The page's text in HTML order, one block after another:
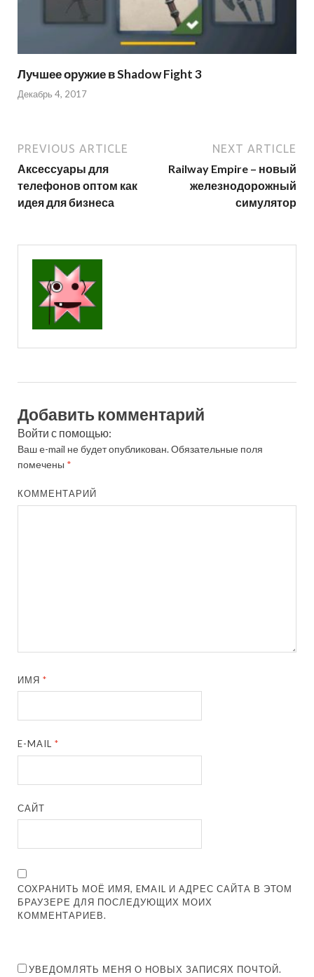
Лучшее оружие в Shadow Fight 3
Декабрь 4, 2017
PREVIOUS ARTICLE
Аксессуары для
телефонов оптом как
идея для бизнеса
NEXT ARTICLE
Railway Empire – новый
железнодорожный
симулятор
Добавить комментарий
Войти с помощью:
Ваш e-mail не будет опубликован.Обязательные поля
помечены *
КОММЕНТАРИЙ
ИМЯ*
E-MAIL*
САЙТ
СОХРАНИТЬ МОЁ ИМЯ, EMAIL И АДРЕС САЙТА В ЭТОМ
БРАУЗЕРЕ ДЛЯ ПОСЛЕДУЮЩИХ МОИХ
КОММЕНТАРИЕВ.
УВЕДОМЛЯТЬ МЕНЯ О НОВЫХ ЗАПИСЯХ ПОЧТОЙ.